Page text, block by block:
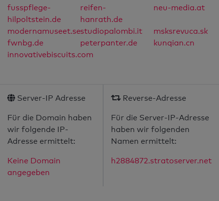
fusspflege-
hilpoltstein.de
reifen-
hanrath.de
neu-media.at
modernamuseet.sestudiopalombi.it
msksrevuca.sk
fwnbg.de
peterpanter.de
kunqian.cn
innovativebiscuits.com
Server-IP Adresse
Für die Domain haben
wir folgende IP-
Adresse ermittelt:
Keine Domain
angegeben
Reverse-Adresse
Für die Server-IP-Adresse
haben wir folgenden
Namen ermittelt:
h2884872.stratoserver.net